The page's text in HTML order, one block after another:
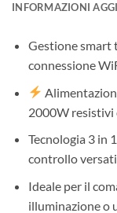
INFORMAZIONI
Gestione smart
connessione
2000W resistivi
Tecnologia 3 in
controllo
Ideale per il
illuminazione o